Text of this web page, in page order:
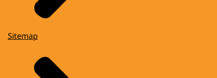
Sitemap